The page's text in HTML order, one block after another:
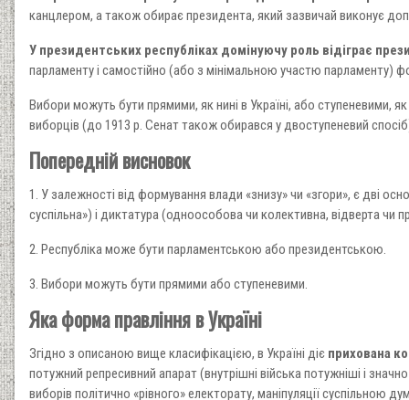
канцлером, а також обирає президента, який зазвичай виконує
У президентських республіках домінуючу роль відіграє
парламенту і самостійно (або з мінімальною участю парламенту)
Вибори можуть бути прямими, як нині в Україні, або ступеневими,
виборців (до 1913 р. Сенат також обирався у двоступеневий
Попередній висновок
1. У залежності від формування влади «знизу» чи «згори», є дві
суспільна») і диктатура (одноособова чи колективна, відверта чи
2. Республіка може бути парламентською або президентською.
3. Вибори можуть бути прямими або ступеневими.
Яка форма правління в Україні
Згідно з описаною вище класифікацією, в Україні діє прихована
потужний репресивний апарат (внутрішні війська потужніші і
виборів політично «рівного» електорату, маніпуляції